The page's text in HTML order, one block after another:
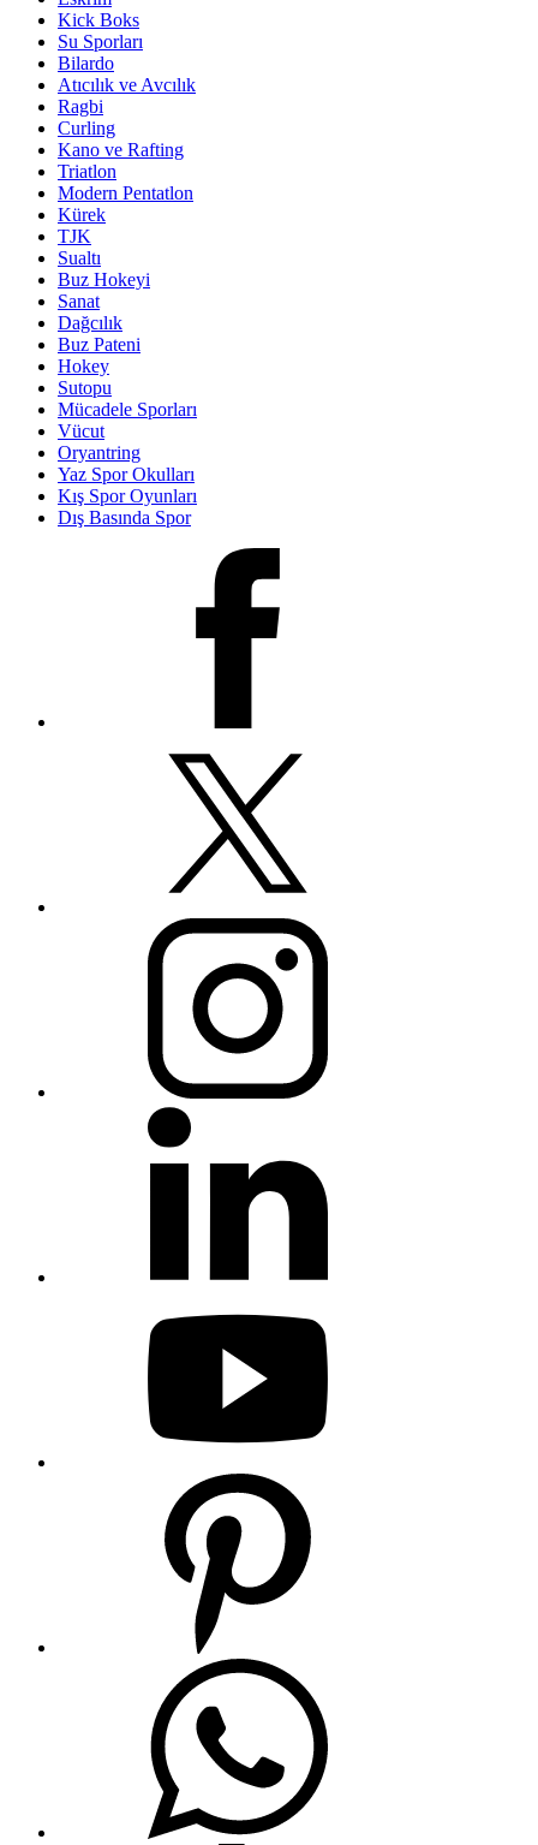
Kick Boks
Su Sporları
Bilardo
Atıcılık ve Avcılık
Ragbi
Curling
Kano ve Rafting
Triatlon
Modern Pentatlon
Kürek
TJK
Sualtı
Buz Hokeyi
Sanat
Dağcılık
Buz Pateni
Hokey
Sutopu
Mücadele Sporları
Vücut
Oryantring
Yaz Spor Okulları
Kış Spor Oyunları
Dış Basında Spor